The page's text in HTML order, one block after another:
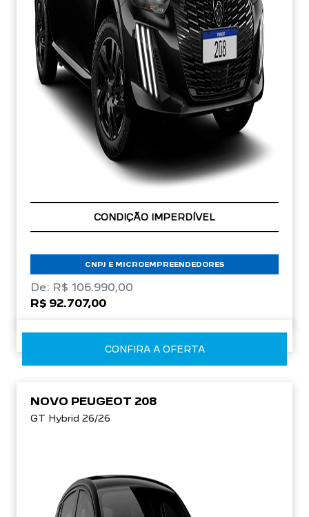
APROVEITE!
CONDIÇÃO IMPERDÍVEL
CNPJ E MICROEMPREENDEDORES
De: R$ 106.990,00
R$ 92.707,00
CONFIRA A OFERTA
NOVO PEUGEOT 208
GT Hybrid 26/26